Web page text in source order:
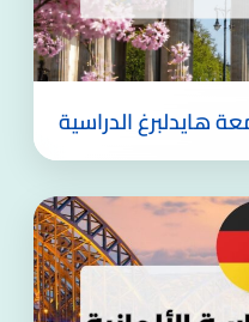
هايدلبرغ الدراسية